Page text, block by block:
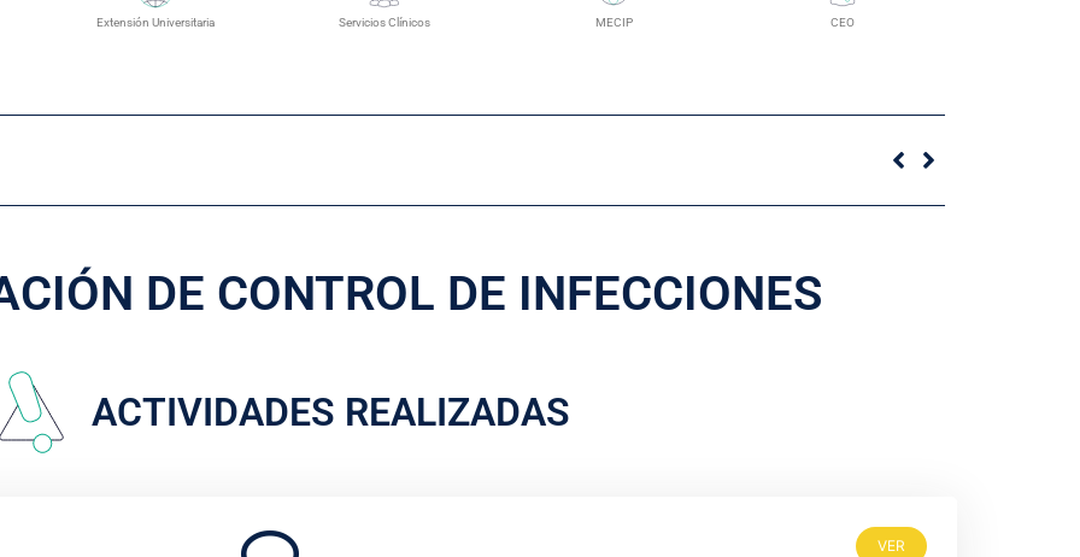
Extensión Universitaria Servicios Clínicos MECIP CEO
DE CONTROL DE INFECCIONES
ACTIVIDADES REALIZADAS
VER